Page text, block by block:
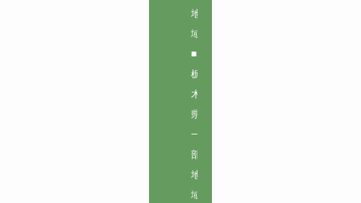
地
域
■
栃
木
県
一
部
地
域